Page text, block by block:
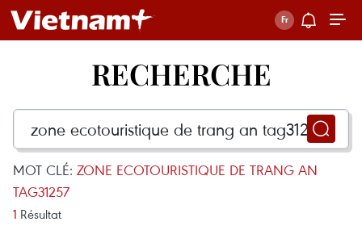
RECHERCHE
MOT CLÉ: ZONE ECOTOURISTIQUE DE TRANG AN
TAG31257
1 Résultat